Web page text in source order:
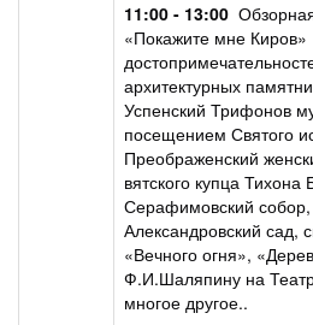
11:00 - 13:00
«Покажите мне
архитектурных
Успенский Трифонов
посещением Святого
Преображенский
вятского купца
Серафимовский
Александровский сад,
«Вечного огня»,
Ф.И.Шаляпину на
многое другое..